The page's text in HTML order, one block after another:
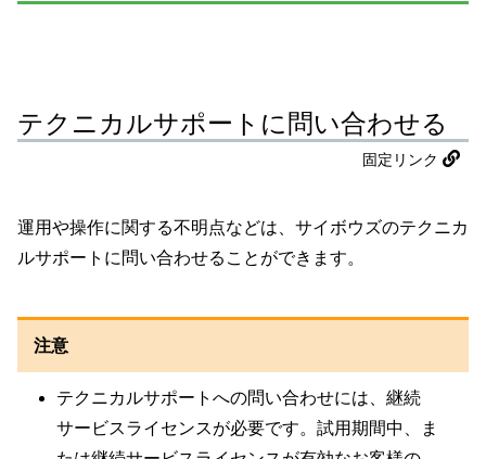
テクニカルサポートに問い合わせる
固定リンク
運用や操作に関する不明点などは、サイボウズのテクニカ
ルサポートに問い合わせることができます。
注意
テクニカルサポートへの問い合わせには、継続
サービスライセンスが必要です。試用期間中、ま